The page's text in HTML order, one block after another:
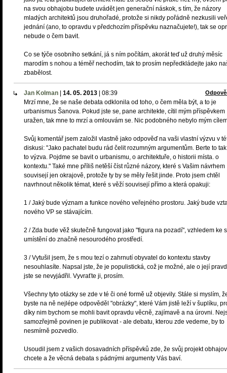
na svou obhajobu budete uvádět jen generační náskok, s tím, že názory
mladých architektů jsou druhořadé, protože si nikdy pořádně nezkusili
jednání (ano, to opravdu v předchozím příspěvku naznačujete!), tak se
nebude o čem bavit.
Co se týče osobního setkání, já s ním počítám, akorát teď už druhý měsíc
marodím s nohou a téměř nechodím, tak to prosím nepředkládejte jako
zbabělost.
Jan Kolman 14. 05. 2013 08:39
Mrzí mne, že se naše debata odklonila od toho, o čem měla být, a to je
urbanismus Šanova. Pokud jste se, pane architekte, cítil mým příspěvkem
uražen, tak mne to mrzí a omlouvám se. Nic podobného nebylo mým
Svůj komentář jsem založil vlastně jako odpověď na vaši vlastní výzvu v
diskusi: "Jako pachatel budu rád čelit rozumným argumentům. Berte to
to výzva. Pojdme se bavit o urbanismu, o architektuře, o historii místa. o
kontextu." Také mne příliš netěší číst různé názory, které s Vašim návrhem
souvisejí jen okrajově, protože ty by se měly řešit jinde. Proto jsem chtěl
navrhnout několik témat, které s věží souvisejí přímo a která opakuji:
1 / Jaký bude význam a funkce nového veřejného prostoru. Jaký bude
nového VP se stávajícím.
2 / Zda bude věž skutečně fungovat jako "figura na pozadí", vzhledem ke
umístění do značně nesourodého prostředí.
3 / Vytušil jsem, že s mou tezí o zahrnutí obyvatel do kontextu stavby
nesouhlasíte. Napsal jste, že je populistická, což je možné, ale o její
jste se nevyjádřil. Vyvraťte ji, prosím.
Všechny tyto otázky se zde v té či oné formě už objevily. Stále si myslím,
byste na ně nejlépe odpověděl "obrázky", které Vám jistě leží v šuplíku,
díky nim bychom se mohli bavit opravdu věcně, zajímavě a na úrovni.
samozřejmě povinen je publikovat - ale debatu, kterou zde vedeme, by to
nesmírně pozvedlo.
Usoudil jsem z vašich dosavadních příspěvků zde, že svůj projekt
chcete a že věcná debata s pádnými argumenty Vás baví.